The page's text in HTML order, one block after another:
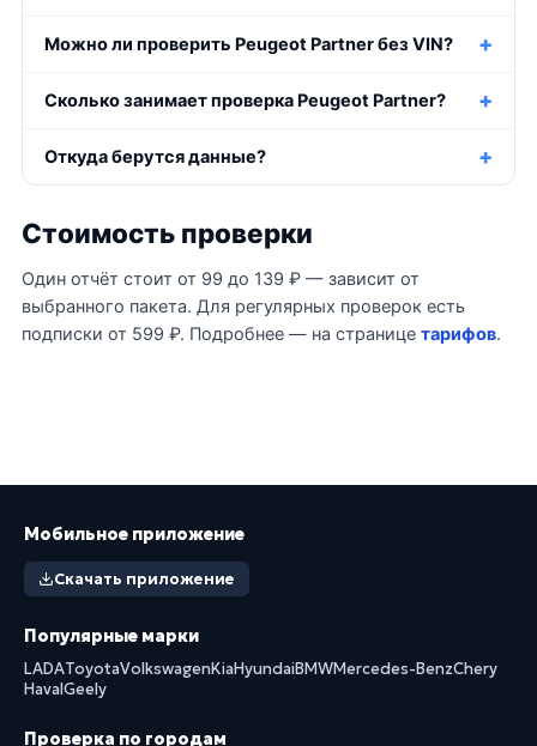
Можно ли проверить Peugeot Partner без VIN?
Сколько занимает проверка Peugeot Partner?
Откуда берутся данные?
Стоимость проверки
Один отчёт стоит от 99 до 139 ₽ — зависит от
выбранного пакета. Для регулярных проверок есть
подписки от 599 ₽. Подробнее — на странице тарифов.
Мобильное приложение
Скачать приложение
Популярные марки
LADAToyotaVolkswagenKiaHyundaiBMWMercedes-BenzChery
HavalGeely
Проверка по городам